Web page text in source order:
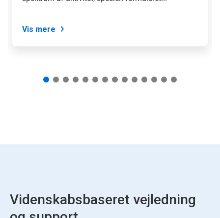
knapperne.
Vis mere
Videnskabsbaseret vejledning